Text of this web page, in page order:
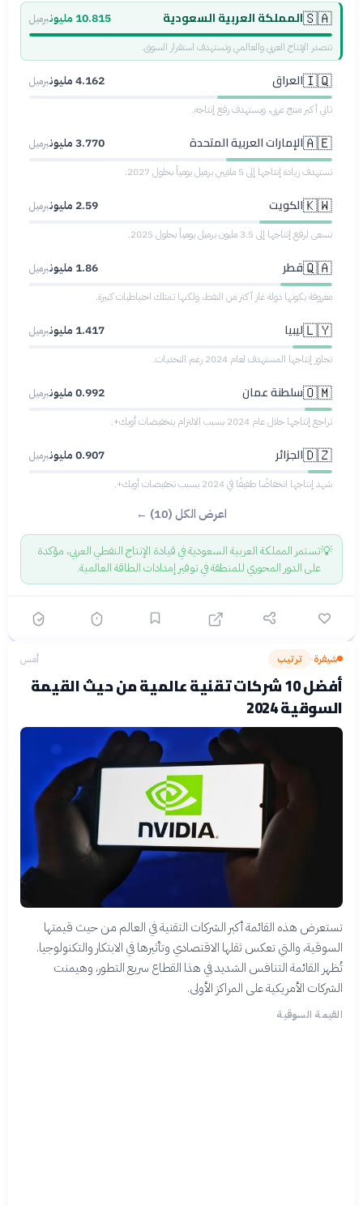
🇸🇦المملكة العربية السعودية 10.815 مليون
برميل
تتصدر الإنتاج العربي والعالمي وتستهدف استقرار السوق.
🇮🇶العراق 4.162 مليون
برميل
ثاني أكبر منتج عربي، ويستهدف رفع إنتاجه.
🇦🇪الإمارات العربية المتحدة 3.770 مليون
برميل
تستهدف زيادة إنتاجها إلى 5 ملايين برميل يومياً بحلول 2027.
🇰🇼الكويت 2.59 مليون
برميل
تسعى لرفع إنتاجها إلى 3.5 مليون برميل يومياً بحلول 2025.
🇶🇦قطر 1.86 مليون
برميل
معروفة بكونها دولة غاز أكثر من النفط، ولكنها تمتلك احتياطيات كبيرة.
🇱🇾ليبيا 1.417 مليون
برميل
تجاوز إنتاجها المستهدف لعام 2024 رغم التحديات.
🇴🇲سلطنة عمان 0.992 مليون
برميل
تراجع إنتاجها خلال عام 2024 بسبب الالتزام بتخفيضات أوبك+.
🇩🇿الجزائر 0.907 مليون
برميل
شهد إنتاجها انخفاضًا طفيفًا في 2024 بسبب تخفيضات أوبك+.
اعرض الكل (10) ←
💡تستمر المملكة العربية السعودية في قيادة الإنتاج النفطي العربي، مؤكدة
على الدور المحوري للمنطقة في توفير إمدادات الطاقة العالمية.
شيفرة› ترتيب أمس
أفضل 10 شركات تقنية عالمية من حيث القيمة
السوقية 2024
تستعرض هذه القائمة أكبر الشركات التقنية في العالم من حيث قيمتها
السوقية، والتي تعكس ثقلها الاقتصادي وتأثيرها في الابتكار والتكنولوجيا.
تُظهر القائمة التنافس الشديد في هذا القطاع سريع التطور، وهيمنت
الشركات الأمريكية على المراكز الأولى.
القيمة السوقية